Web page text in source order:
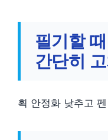
필기할
간단히
획 안정화 낮추고